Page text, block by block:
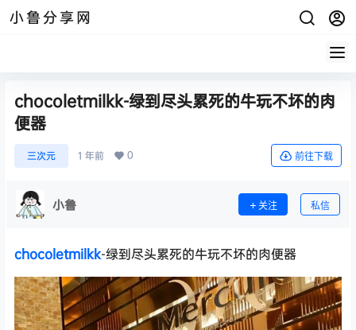
小鲁分享网
chocoletmilkk-绿到尽头累死的牛玩不坏的肉
便器
三次元 1 年前 0 前往下载
小鲁 关注 私信
chocoletmilkk-绿到尽头累死的牛玩不坏的肉便器